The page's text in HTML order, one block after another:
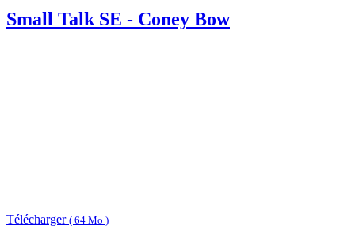
Small Talk SE - Coney Bow
Télécharger ( 64 Mo )